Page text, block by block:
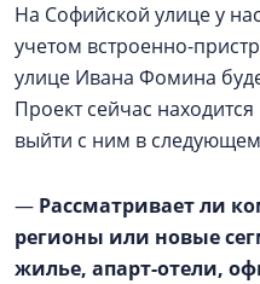
На Софийской улице у
учетом встроенно-
улице Ивана Фомина
Проект сейчас
выйти с ним в следующем
— Рассматривает ли
регионы или новые
жилье, апарт-отели,